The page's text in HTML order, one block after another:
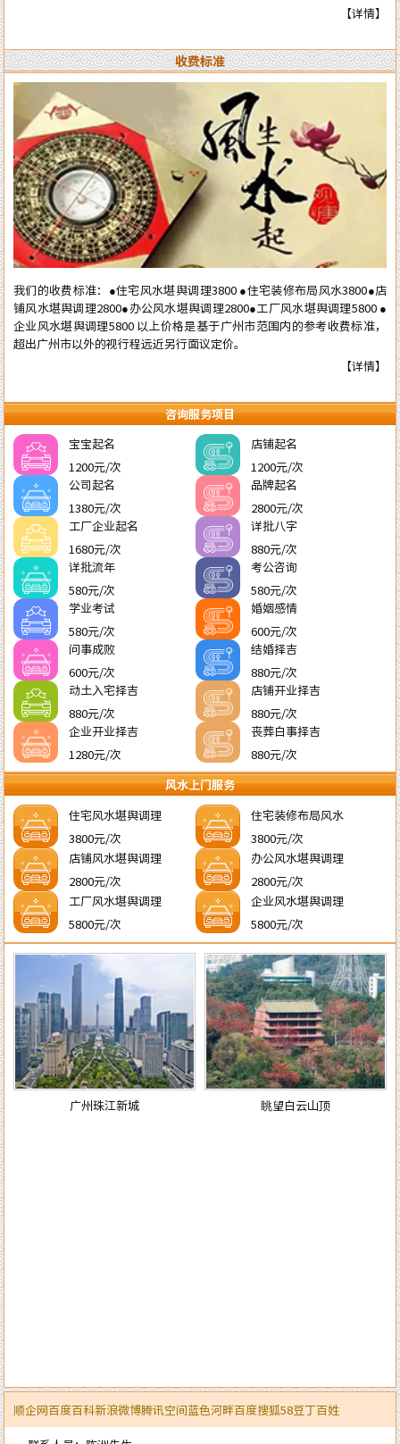
【详情】
收费标准
我们的收费标准：●住宅风水堪舆调理3800 ●住宅装修布局风水3800●店
铺风水堪舆调理2800●办公风水堪舆调理2800●工厂风水堪舆调理5800 ●
企业风水堪舆调理5800 以上价格是基于广州市范围内的参考收费标准，
超出广州市以外的视行程远近另行面议定价。
【详情】
咨询服务项目
宝宝起名
1200元/次
店铺起名
1200元/次
公司起名
1380元/次
品牌起名
2800元/次
工厂企业起名
1680元/次
详批八字
880元/次
详批流年
580元/次
考公咨询
580元/次
学业考试
580元/次
婚姻感情
600元/次
问事成败
600元/次
结婚择吉
880元/次
动土入宅择吉
880元/次
店铺开业择吉
880元/次
企业开业择吉
1280元/次
丧葬白事择吉
880元/次
风水上门服务
住宅风水堪舆调理
3800元/次
住宅装修布局风水
3800元/次
店铺风水堪舆调理
2800元/次
办公风水堪舆调理
2800元/次
工厂风水堪舆调理
5800元/次
企业风水堪舆调理
5800元/次
城
星橙网络科技公司成立
员合影
顺企网百度百科新浪微博腾讯空间蓝色河畔百度搜狐58豆丁百姓